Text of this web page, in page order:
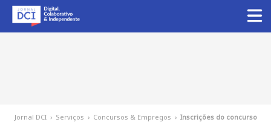
Jornal DCI › Serviços › Concursos & Empregos › Inscrições do concurso